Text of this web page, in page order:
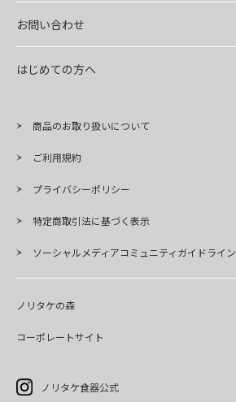
お問い合わせ
はじめての方へ
商品のお取り扱いについて
ご利用規約
プライバシーポリシー
特定商取引法に基づく表示
ソーシャルメディアコミュニティガイドライン
ノリタケの森
コーポレートサイト
ノリタケ食器公式